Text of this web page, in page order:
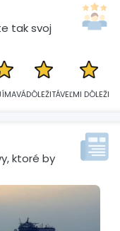
tak svoj
DÔLEŽITÁVEĽMI DÔLEŽITÁ
ktoré by